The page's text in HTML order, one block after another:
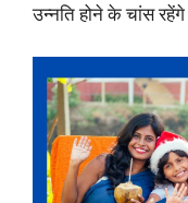
उन्नति होने के चांस रहेंगे |